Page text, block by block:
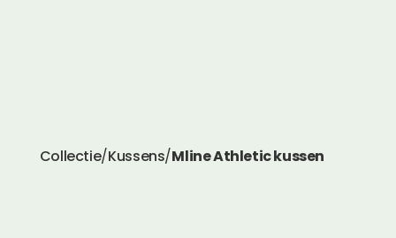
Collectie/Kussens/Mline Athletic kussen